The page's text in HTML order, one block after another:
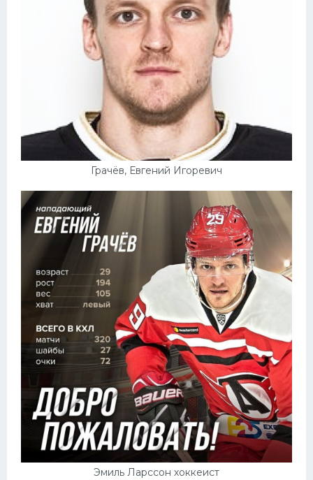
Грачёв, Евгений Игоревич
Эмиль Ларссон хоккеист